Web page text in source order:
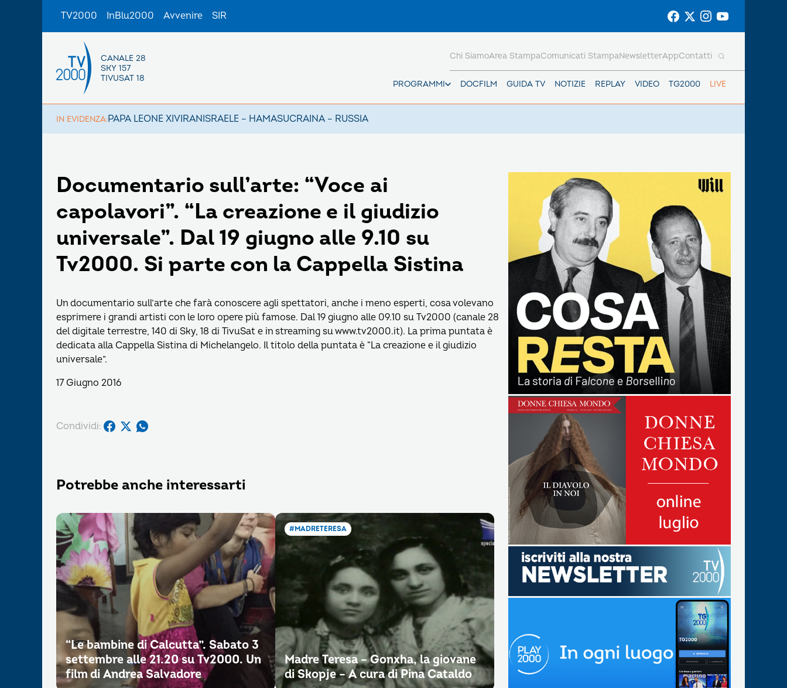
TV2000 InBlu2000 Avvenire SIR
CANALE 28
SKY 157
TIVUSAT 18
PROGRAMMI DOCFILM GUIDA TV NOTIZIE REPLAY VIDEO TG2000 LIVE
Chi SiamoArea StampaComunicati StampaNewsletterAppContatti
IN EVIDENZA:PAPA LEONE XIVIRANISRAELE – HAMASUCRAINA – RUSSIA
Documentario sull’arte: “Voce ai
capolavori”. “La creazione e il giudizio
universale”. Dal 19 giugno alle 9.10 su
Tv2000. Si parte con la Cappella Sistina
Un documentario sull’arte che farà conoscere agli spettatori, anche i meno esperti, cosa volevano
esprimere i grandi artisti con le loro opere più famose. Dal 19 giugno alle 09.10 su Tv2000 (canale 28
del digitale terrestre, 140 di Sky, 18 di TivuSat e in streaming su www.tv2000.it). La prima puntata è
dedicata alla Cappella Sistina di Michelangelo. Il titolo della puntata è “La creazione e il giudizio
universale”.
17 Giugno 2016
Condividi:
Potrebbe anche interessarti
“Le bambine di Calcutta”. Sabato 3
settembre alle 21.20 su Tv2000. Un
film di Andrea Salvadore
#MADRETERESA
Madre Teresa – Gonxha, la giovane
di Skopje – A cura di Pina Cataldo